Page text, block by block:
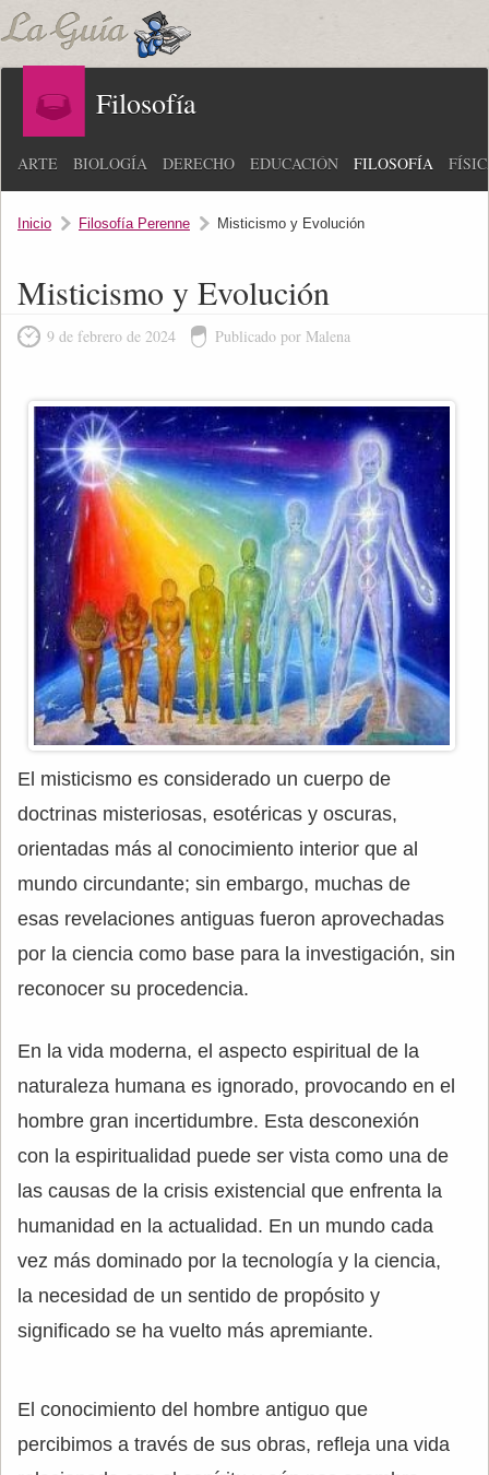
Filosofía
ARTE BIOLOGÍA DERECHO EDUCACIÓN FILOSOFÍA
Inicio Filosofía Perenne Misticismo y Evolución
Misticismo y Evolución
9 de febrero de 2024 Publicado por Malena
El misticismo es considerado un cuerpo de
doctrinas misteriosas, esotéricas y oscuras,
orientadas más al conocimiento interior que al
mundo circundante; sin embargo, muchas de
esas revelaciones antiguas fueron aprovechadas
por la ciencia como base para la investigación, sin
reconocer su procedencia.
En la vida moderna, el aspecto espiritual de la
naturaleza humana es ignorado, provocando en el
hombre gran incertidumbre. Esta desconexión
con la espiritualidad puede ser vista como una de
las causas de la crisis existencial que enfrenta la
humanidad en la actualidad. En un mundo cada
vez más dominado por la tecnología y la ciencia,
la necesidad de un sentido de propósito y
significado se ha vuelto más apremiante.
El conocimiento del hombre antiguo que
percibimos a través de sus obras, refleja una vida